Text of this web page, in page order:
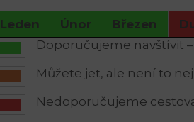
Leden Únor Březen
Doporučujeme navštívit
Můžete jet, ale není to
Nedoporučujeme